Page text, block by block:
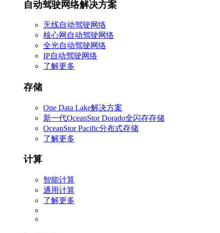
自动驾驶网络解决方案
无线自动驾驶网络
核心网自动驾驶网络
全光自动驾驶网络
IP自动驾驶网络
了解更多
存储
One Data Lake解决方案
新一代OceanStor Dorado全闪存存储
OceanStor Pacific分布式存储
了解更多
计算
智能计算
通用计算
了解更多